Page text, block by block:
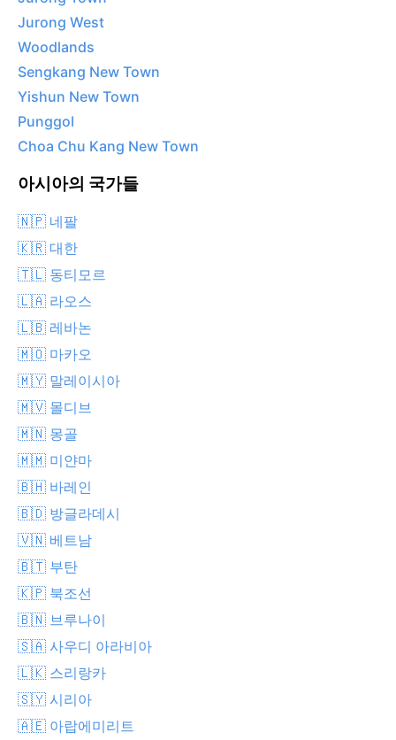
Jurong West
Woodlands
Sengkang New Town
Yishun New Town
Punggol
Choa Chu Kang New Town
아시아의 국가들
🇳🇵 네팔
🇰🇷 대한
🇹🇱 동티모르
🇱🇦 라오스
🇱🇧 레바논
🇲🇴 마카오
🇲🇾 말레이시아
🇲🇻 몰디브
🇲🇳 몽골
🇲🇲 미얀마
🇧🇭 바레인
🇧🇩 방글라데시
🇻🇳 베트남
🇧🇹 부탄
🇰🇵 북조선
🇧🇳 브루나이
🇸🇦 사우디 아라비아
🇱🇰 스리랑카
🇸🇾 시리아
🇦🇪 아랍에미리트